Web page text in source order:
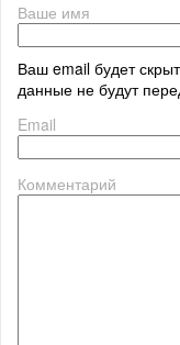
Ваше имя
Ваш email будет
данные не будут
Email
Комментарий